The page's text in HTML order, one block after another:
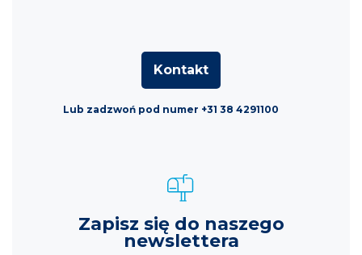
Kontakt
Lub zadzwoń pod numer +31 38 4291100
Zapisz się do naszego
newslettera